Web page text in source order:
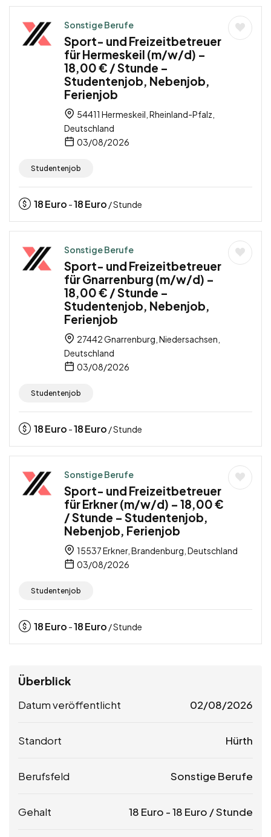
Sonstige Berufe
Sport- und Freizeitbetreuer
für Hermeskeil (m/w/d) –
18,00 € / Stunde –
Studentenjob, Nebenjob,
Ferienjob
54411 Hermeskeil, Rheinland-Pfalz,
Deutschland
03/08/2026
Studentenjob
18Euro -18Euro / Stunde
Sonstige Berufe
Sport- und Freizeitbetreuer
für Gnarrenburg (m/w/d) –
18,00 € / Stunde –
Studentenjob, Nebenjob,
Ferienjob
27442 Gnarrenburg, Niedersachsen,
Deutschland
03/08/2026
Studentenjob
18Euro -18Euro / Stunde
Sonstige Berufe
Sport- und Freizeitbetreuer
für Erkner (m/w/d) – 18,00 €
/ Stunde – Studentenjob,
Nebenjob, Ferienjob
15537 Erkner, Brandenburg, Deutschland
03/08/2026
Studentenjob
18Euro -18Euro / Stunde
Überblick
Datum veröffentlicht 02/08/2026
Standort Hürth
Berufsfeld Sonstige Berufe
Gehalt 18 Euro -18 Euro / Stunde